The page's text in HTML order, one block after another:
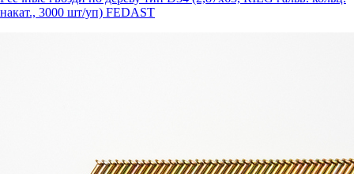
накат., 3000 шт/уп) FEDAST